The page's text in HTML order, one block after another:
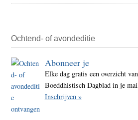
Ochtend- of avondeditie
Abonneer je
Elke dag gratis een overzicht
Boeddhistisch Dagblad in je
Inschrijven »